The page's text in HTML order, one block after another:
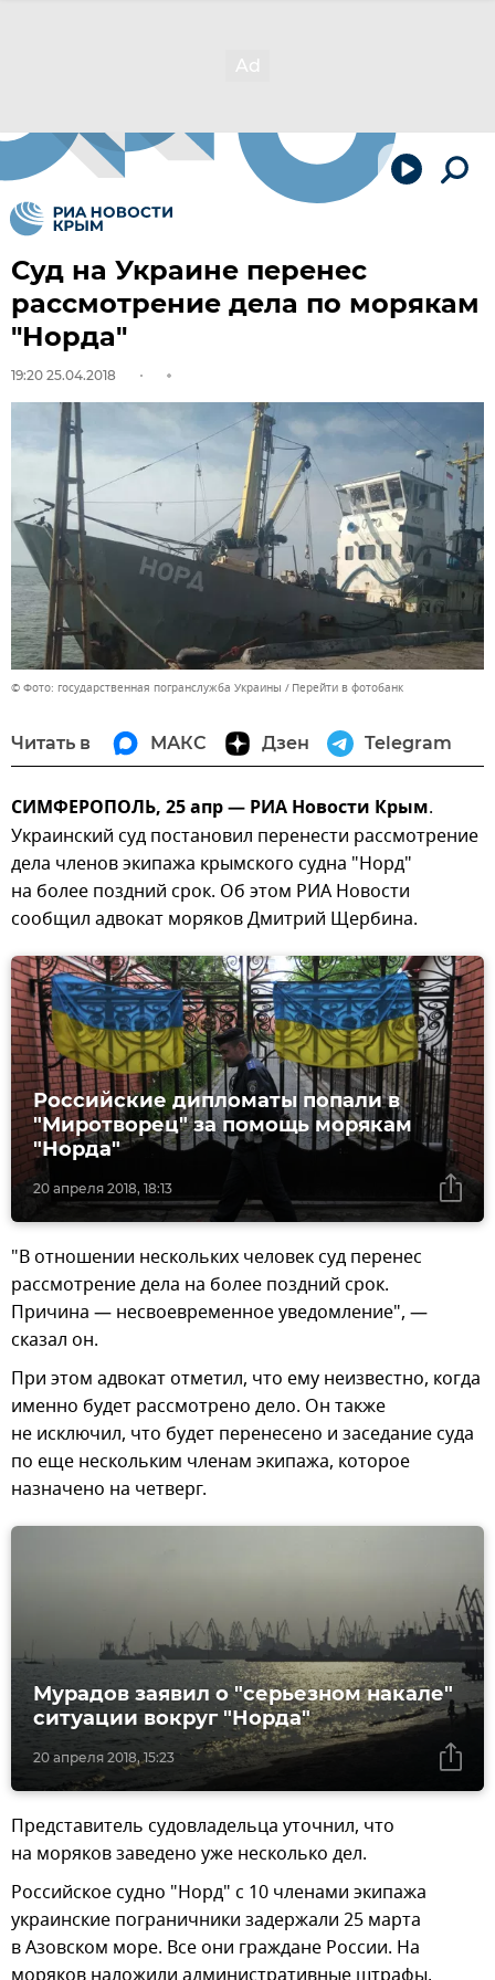
Суд на Украине перенес
рассмотрение дела по морякам
"Норда"
19:20 25.04.2018
© Фото: государственная погранслужба Украины Перейти в фотобанк
Читать в МАКС Дзен Telegram
СИМФЕРОПОЛЬ, 25 апр — РИА Новости Крым.
Украинский суд постановил перенести рассмотрение
дела членов экипажа крымского судна "Норд"
на более поздний срок. Об этом РИА Новости
сообщил адвокат моряков Дмитрий Щербина.
20 апреля 2018, 18:13
Российские дипломаты попали в
"Миротворец" за помощь морякам
"Норда"
"В отношении нескольких человек суд перенес
рассмотрение дела на более поздний срок.
Причина — несвоевременное уведомление", —
сказал он.
При этом адвокат отметил, что ему неизвестно, когда
именно будет рассмотрено дело. Он также
не исключил, что будет перенесено и заседание суда
по еще нескольким членам экипажа, которое
назначено на четверг.
20 апреля 2018, 15:23
Мурадов заявил о "серьезном накале"
ситуации вокруг "Норда"
Представитель судовладельца уточнил, что
на моряков заведено уже несколько дел.
Российское судно "Норд" с 10 членами экипажа
украинские пограничники задержали 25 марта
в Азовском море. Все они граждане России. На